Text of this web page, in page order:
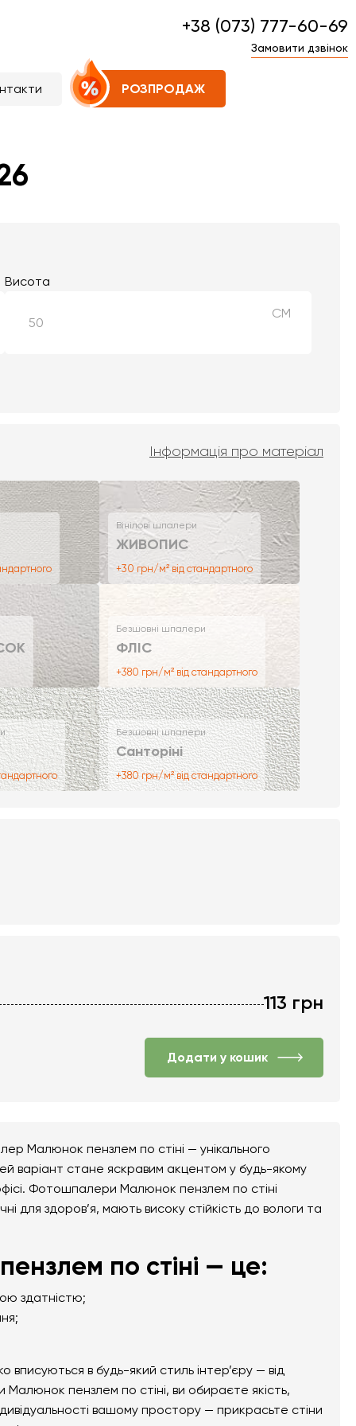
+38 (073) 777-60-69
Замовити дзвінок
РОЗПРОДАЖ
Висота
СМ
Інформація про матеріал
Вінілові шпалери
ЖИВОПИС
+30 грн/м² від стандартного
Безшовні шпалери
ФЛІС
+380 грн/м² від стандартного
Безшовні шпалери
Санторіні
+380 грн/м² від стандартного
113 грн
Додати у кошик
Малюнок пензлем по стіні — унікального
варіант стане яскравим акцентом у будь-якому
офісі. Фотошпалери Малюнок пензлем по стіні
для здоров’я, мають високу стійкість до вологи та
по стіні — це:
здатністю;
в будь-який стиль інтер’єру — від
пензлем по стіні, ви обираєте якість,
вашому простору — прикрасьте стіни